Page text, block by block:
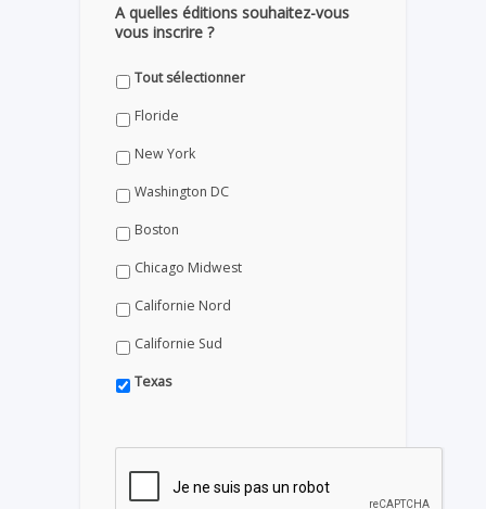
A quelles éditions souhaitez-vous
vous inscrire ?
Tout sélectionner
Floride
New York
Washington DC
Boston
Chicago Midwest
Californie Nord
Californie Sud
Texas